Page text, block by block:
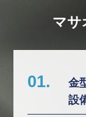
マサ
01.
金
設